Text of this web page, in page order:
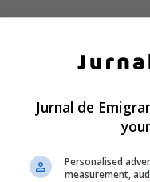
Jurnal de
Personalised
measurement,